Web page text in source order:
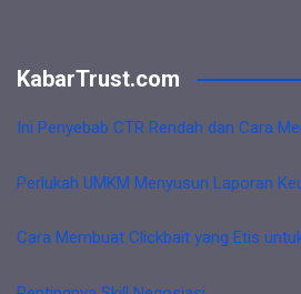
KabarTrust.com
Ini Penyebab CTR Rendah dan Cara
Perlukah UMKM Menyusun Laporan
Cara Membuat Clickbait yang Etis